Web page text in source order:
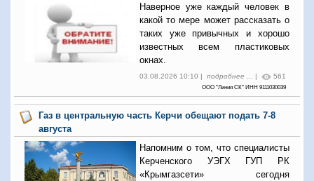
Наверное уже каждый человек в
какой то мере может рассказать о
таких уже привычных и хорошо
известных всем пластиковых
окнах.
03.08.2026 10:10 | подробнее ... | 561
ООО "Линия СК" ИНН 9111030039
Газ в центральную часть Керчи обещают подать 7-8
августа
Напомним о том, что специалисты
Керченского УЭГХ ГУП РК
«Крымгазсети» сегодня